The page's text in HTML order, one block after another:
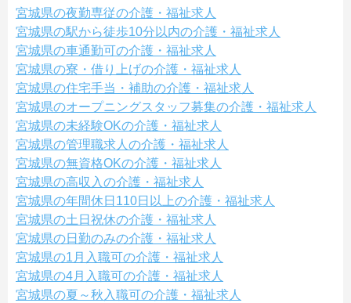
宮城県の夜勤専従の介護・福祉求人
宮城県の駅から徒歩10分以内の介護・福祉求人
宮城県の車通勤可の介護・福祉求人
宮城県の寮・借り上げの介護・福祉求人
宮城県の住宅手当・補助の介護・福祉求人
宮城県のオープニングスタッフ募集の介護・福祉求人
宮城県の未経験OKの介護・福祉求人
宮城県の管理職求人の介護・福祉求人
宮城県の無資格OKの介護・福祉求人
宮城県の高収入の介護・福祉求人
宮城県の年間休日110日以上の介護・福祉求人
宮城県の土日祝休の介護・福祉求人
宮城県の日勤のみの介護・福祉求人
宮城県の1月入職可の介護・福祉求人
宮城県の4月入職可の介護・福祉求人
宮城県の夏～秋入職可の介護・福祉求人